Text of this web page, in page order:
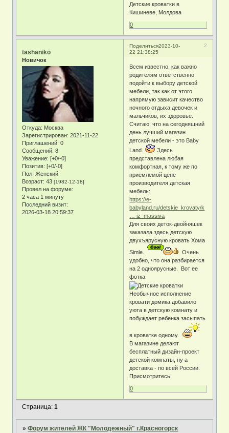
Детские кроватки в
Кишиневе, Молдова
0
Поделиться 2
2023-10-
22 21:38:25
tashaniko
Новичок
Откуда: Москва
Зарегистрирован: 2021-11-22
Приглашений: 0
Сообщений: 8
Уважение: [+0/-0]
Позитив: [+0/-0]
Пол: Женский
Возраст: 43[1982-12-18]
Провел на форуме:
2 часа 1 минуту
Последний визит:
2026-03-18 20:59:37
Всем известно, как важно
родителям ответственно
подойти к выбору детской
мебели, так как от этого
напрямую зависит качество
ночного отдыха девочек и
мальчиков, их здоровье.
Считаю, что на сегодняшний
день лучший магазин
детской мебели - это Baby
Land.
Здесь
представлена любая
комфортная, к тому же по
приемлемой цене
производителя детская
мебель:
https://e-
babyland.ru/detskie_krovaty/k
… iz_massiva
Для своих деток-двойняшек
заказала здесь детскую
двухъярусную кровать Хома
Simle.
Очень
удобно, что она разбирается
на 2 одноярусные. Вот ее
фотка:
Необычное исполнение
кровати домика добавило
уюта в детскую комнату и
побуждает ребенка засыпать
в кроватке одному.
В магазине делают
бесплатный дизайн-проект
детской комнаты, ну а
доставка - по всей России.
Присмотритесь!
0
Страница:1
»Форум жителей ЖК "Молодежный" г.Красногорск